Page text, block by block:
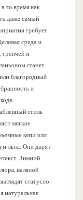
то время как
даже самый
требует
среда и
тренчей и
станет
благородный
и
стиль
мягкие
кепи или
и льна. Они дарят
Зимний
валяной
статусно.
натуральная